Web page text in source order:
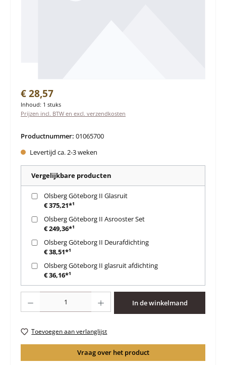
Normale prijs:
€ 28,57
Inhoud: 1 stuks
Prijzen incl. BTW en excl. verzendkosten
Productnummer: 01065700
Levertijd ca. 2-3 weken
Vergelijkbare producten
Olsberg Göteborg II Glasruit
€ 375,21*¹
Olsberg Göteborg II Asrooster Set
€ 249,36*¹
Olsberg Göteborg II Deurafdichting
€ 38,51*¹
Olsberg Göteborg II glasruit afdichting
€ 36,16*¹
In de winkelmand
Toevoegen aan verlanglijst
Vraag over het product